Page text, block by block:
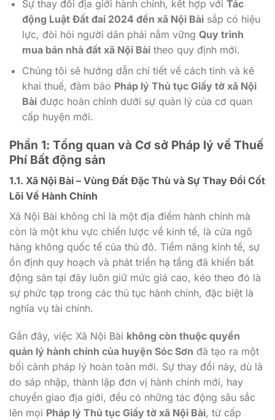
Sự thay đổi địa giới hành chính, kết hợp với Tác
động Luật Đất đai 2024 đến xã Nội Bàisắp có hiệu
lực, đòi hỏi người dân phải nắm vững Quy trình
mua bán nhà đất xã Nội Bàitheo quy định mới.
Chúng tôi sẽ hướng dẫn chi tiết về cách tính và kê
khai thuế, đảm bảo Pháp lý Thủ tục Giấy tờ xã Nội
Bàiđược hoàn chỉnh dưới sự quản lý của cơ quan
cấp huyện mới.
Phần 1: Tổng quan và Cơ sở Pháp lý về Thuế
Phí Bất động sản
1.1. Xã Nội Bài – Vùng Đất Đặc Thù và Sự Thay Đổi Cốt
Lõi Về Hành Chính
Xã Nội Bài không chỉ là một địa điểm hành chính mà
còn là một khu vực chiến lược về kinh tế, là cửa ngõ
hàng không quốc tế của thủ đô. Tiềm năng kinh tế, sự
ổn định quy hoạch và phát triển hạ tầng đã khiến bất
động sản tại đây luôn giữ mức giá cao, kéo theo đó là
sự phức tạp trong các thủ tục hành chính, đặc biệt là
nghĩa vụ tài chính.
Gần đây, việc Xã Nội Bài không còn thuộc quyền
quản lý hành chính của huyện Sóc Sơn đã tạo ra một
bối cảnh pháp lý hoàn toàn mới. Sự thay đổi này, dù là
do sáp nhập, thành lập đơn vị hành chính mới, hay
chuyển giao địa giới, đều có những tác động sâu sắc
lên mọi Pháp lý Thủ tục Giấy tờ xã Nội Bài, từ cấp